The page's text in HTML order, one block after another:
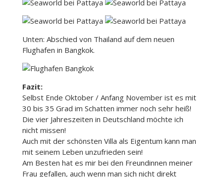
Unten: Abschied von Thailand auf dem neuen
Flughafen in Bangkok.
Fazit:
Selbst Ende Oktober / Anfang November ist es mit
30 bis 35 Grad im Schatten immer noch sehr heiß!
Die vier Jahreszeiten in Deutschland möchte ich
nicht missen!
Auch mit der schönsten Villa als Eigentum kann man
mit seinem Leben unzufrieden sein!
Am Besten hat es mir bei den Freundinnen meiner
Frau gefallen, auch wenn man sich nicht direkt